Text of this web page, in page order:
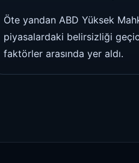
Öte yandan ABD Yüksek
piyasalardaki belirsizliği
faktörler arasında yer aldı.